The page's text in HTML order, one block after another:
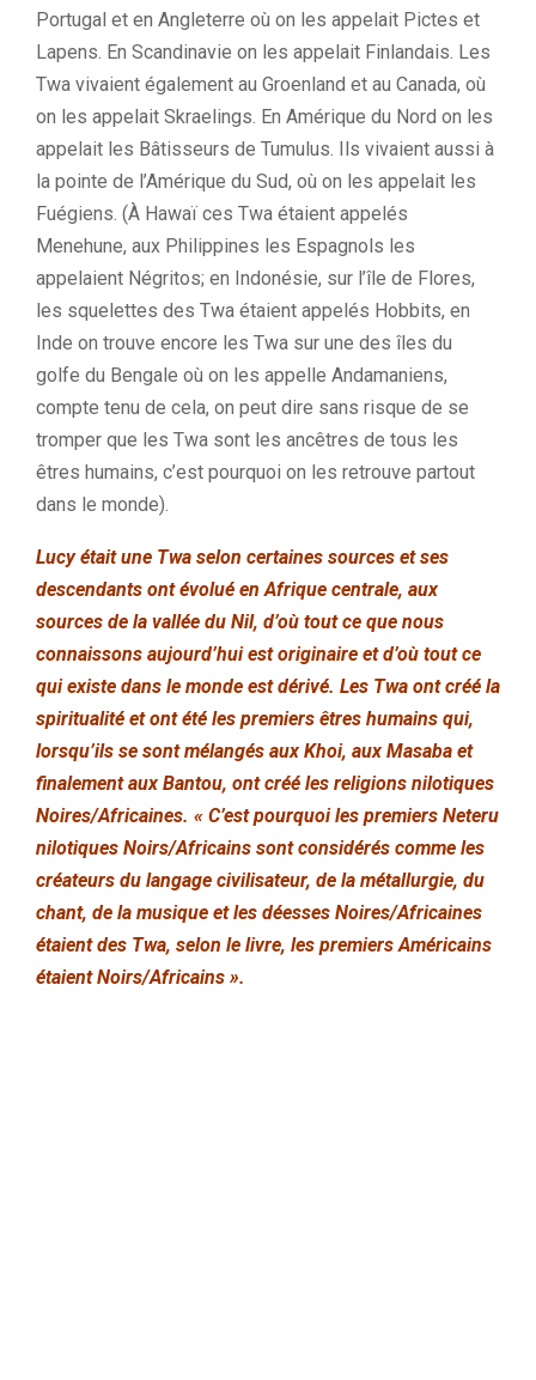
Portugal et en Angleterre où on les appelait Pictes et
Lapens. En Scandinavie on les appelait Finlandais. Les
Twa vivaient également au Groenland et au Canada, où
on les appelait Skraelings. En Amérique du Nord on les
appelait les Bâtisseurs de Tumulus. Ils vivaient aussi à
la pointe de l’Amérique du Sud, où on les appelait les
Fuégiens. (À Hawaï ces Twa étaient appelés
Menehune, aux Philippines les Espagnols les
appelaient Négritos; en Indonésie, sur l’île de Flores,
les squelettes des Twa étaient appelés Hobbits, en
Inde on trouve encore les Twa sur une des îles du
golfe du Bengale où on les appelle Andamaniens,
compte tenu de cela, on peut dire sans risque de se
tromper que les Twa sont les ancêtres de tous les
êtres humains, c’est pourquoi on les retrouve partout
dans le monde).
Lucy était une Twa selon certaines sources et ses
descendants ont évolué en Afrique centrale, aux
sources de la vallée du Nil, d’où tout ce que nous
connaissons aujourd’hui est originaire et d’où tout ce
qui existe dans le monde est dérivé. Les Twa ont créé la
spiritualité et ont été les premiers êtres humains qui,
lorsqu’ils se sont mélangés aux Khoi, aux Masaba et
finalement aux Bantou, ont créé les religions nilotiques
Noires/Africaines. « C’est pourquoi les premiers Neteru
nilotiques Noirs/Africains sont considérés comme les
créateurs du langage civilisateur, de la métallurgie, du
chant, de la musique et les déesses Noires/Africaines
étaient des Twa, selon le livre, les premiers Américains
étaient Noirs/Africains ».